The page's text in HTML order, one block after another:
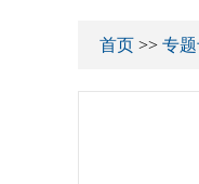
首页 >> 专